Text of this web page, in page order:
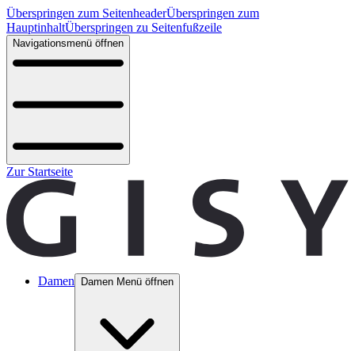
Überspringen zum SeitenheaderÜberspringen zum
HauptinhaltÜberspringen zu Seitenfußzeile
Navigationsmenü öffnen
Zur Startseite
Damen Damen Menü öffnen